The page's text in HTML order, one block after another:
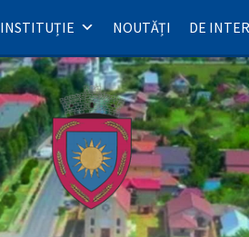
INSTITUȚIE NOUTĂȚI DE